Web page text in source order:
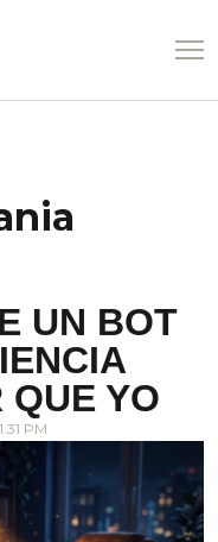
UN BOT
QUE YO
1.31 PM